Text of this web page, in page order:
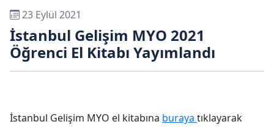
23 Eylül 2021
İstanbul Gelişim MYO 2021
Öğrenci El Kitabı Yayımlandı
İstanbul Gelişim MYO el kitabına buraya tıklayarak